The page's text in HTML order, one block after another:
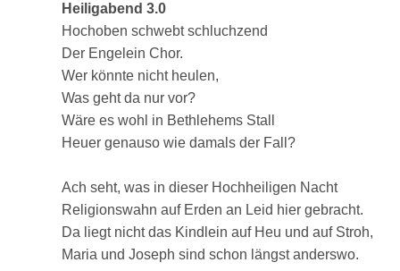
Heiligabend 3.0
Hochoben schwebt schluchzend
Der Engelein Chor.
Wer könnte nicht heulen,
Was geht da nur vor?
Wäre es wohl in Bethlehems Stall
Heuer genauso wie damals der Fall?
Ach seht, was in dieser Hochheiligen Nacht
Religionswahn auf Erden an Leid hier gebracht.
Da liegt nicht das Kindlein auf Heu und auf Stroh,
Maria und Joseph sind schon längst anderswo.